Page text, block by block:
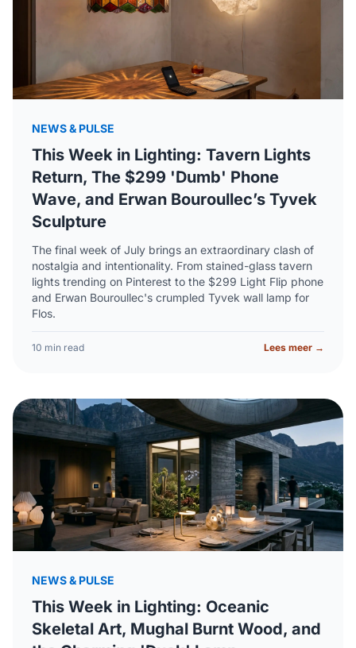
NEWS & PULSE
This Week in Lighting: Tavern Lights
Return, The $299 'Dumb' Phone
Wave, and Erwan Bouroullec’s Tyvek
Sculpture
The final week of July brings an extraordinary clash of
nostalgia and intentionality. From stained-glass tavern
lights trending on Pinterest to the $299 Light Flip phone
and Erwan Bouroullec's crumpled Tyvek wall lamp for
Flos.
10 min read Lees meer →
NEWS & PULSE
This Week in Lighting: Oceanic
Skeletal Art, Mughal Burnt Wood, and